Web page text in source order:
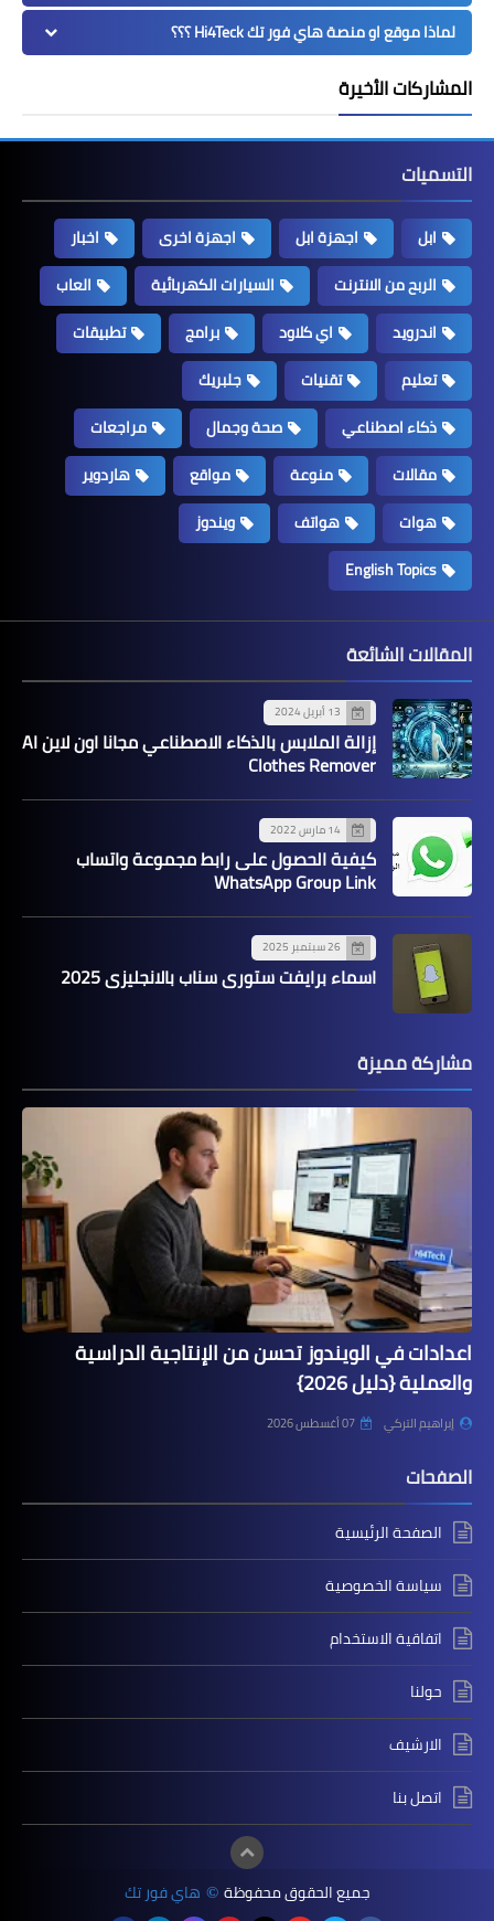
لماذا موقع او منصة هاي فور تك Hi4Teck ؟؟؟
المشاركات الأخيرة
التسميات
ابل اجهزة ابل اجهزة اخرى
اخبار
الربح من الانترنت
السيارات الكهربائية
العاب
اندرويد
اي كلاود برامج
تطبيقات
تعليم
تقنيات
جلبريك
ذكاء اصطناعي
صحة وجمال
مراجعات
مقالات
منوعة مواقع
هاردوير
هوات
هواتف
ويندوز
English Topics
المقالات الشائعة
13 أبريل 2024
إزالة الملابس بالذكاء الاصطناعي مجانا اون لاين AI
Clothes Remover
14 مارس 2022
كيفية الحصول على رابط مجموعة واتساب
WhatsApp Group Link
26 سبتمبر 2025
اسماء برايفت ستوري سناب بالانجليزي 2025
مشاركة مميزة
اعدادات في الويندوز تحسن من الإنتاجية الدراسية
والعملية {دليل 2026}
إبراهيم التركي 07 أغسطس 2026
الصفحات
الصفحة الرئيسية
سياسة الخصوصية
اتفاقية الاستخدام
حولنا
الارشيف
اتصل بنا
جميع الحقوق محفوظة © هاي فور تك